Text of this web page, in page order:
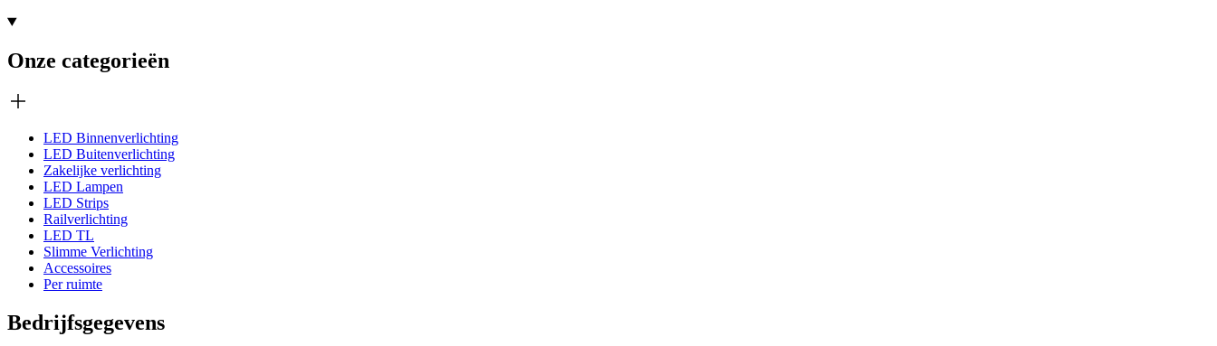
Onze categorieën
LED Binnenverlichting
LED Buitenverlichting
Zakelijke verlichting
LED Lampen
LED Strips
Railverlichting
LED TL
Slimme Verlichting
Accessoires
Per ruimte
Bedrijfsgegevens